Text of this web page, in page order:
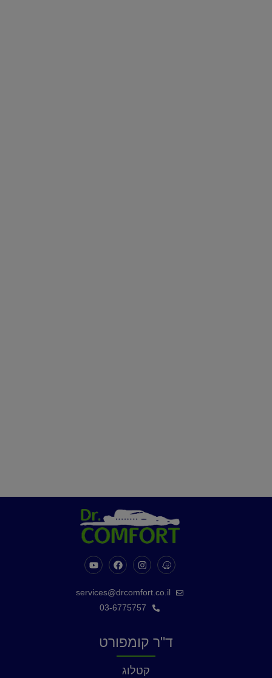
services@drcomfort.co.il
03-6775757
ד"ר קומפורט
קטלוג